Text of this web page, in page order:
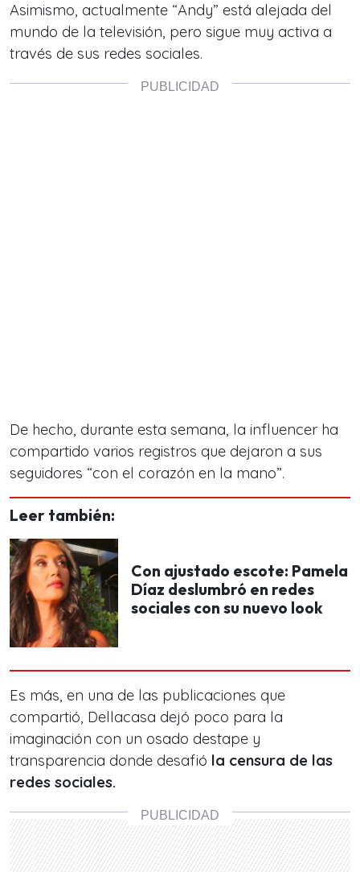
Asimismo, actualmente “Andy” está alejada del
mundo de la televisión, pero sigue muy activa a
través de sus redes sociales.
De hecho, durante esta semana, la influencer ha
compartido varios registros que dejaron a sus
seguidores “con el corazón en la mano”.
Leer también:
Con ajustado escote: Pamela
Díaz deslumbró en redes
sociales con su nuevo look
Es más, en una de las publicaciones que
compartió, Dellacasa dejó poco para la
imaginación con un osado destape y
transparencia donde desafió la censura de las
redes sociales.